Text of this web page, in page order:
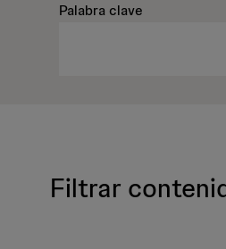
Palabra clave
Filtrar